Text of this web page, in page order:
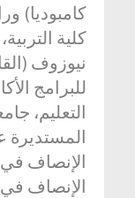
كامبوديا)
كلية
نيوزوف
للبرامج
التعليم،
المستديرة
الإنصاف
الإنصاف